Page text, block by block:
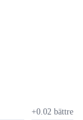
+0.02 bättre